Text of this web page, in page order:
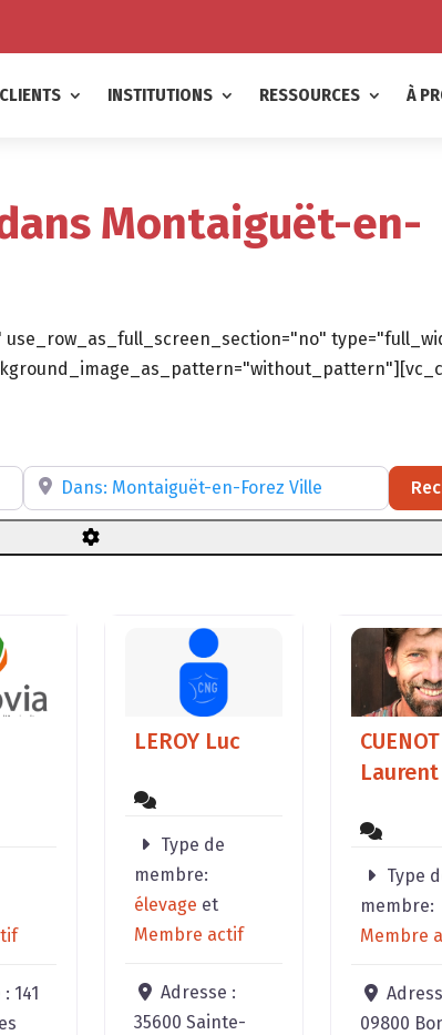
INSTITUTIONS RESSOURCES À
Montaiguët-en-
Recherchez par RÉGION, DÉPARTEMENT ou VILLE
: 141
LEROY Luc
Type de
membre:
élevage et
Membre actif
Adresse :
35600 Sainte-
CUENOT
Laurent
Type
membre:
Membre
09800